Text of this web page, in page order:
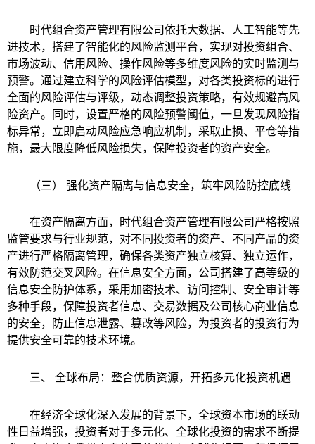
时代组合资产管理有限公司依托大数据、人工智能等先
进技术，搭建了智能化的风险监测平台，实现对投资组合、
市场波动、信用风险、操作风险等多维度风险的实时监测与
预警。通过建立科学的风险评估模型，对各类投资标的进行
全面的风险评估与评级，动态调整投资策略，有效规避高风
险资产。同时，设置严格的风险预警阈值，一旦发现风险指
标异常，立即启动风险应急响应机制，采取止损、平仓等措
施，最大限度降低风险损失，保障投资者的资产安全。
（三） 强化资产隔离与信息安全，筑牢风险防控底线
在资产隔离方面，时代组合资产管理有限公司严格按照
监管要求与行业规范，对不同投资者的资产、不同产品的资
产进行严格隔离管理，确保各类资产独立核算、独立运作，
有效防范交叉风险。在信息安全方面，公司搭建了高等级的
信息安全防护体系，采用加密技术、访问控制、安全审计等
多种手段，保障投资者信息、交易数据及公司核心商业信息
的安全，防止信息泄露、篡改等风险，为投资者的投资行为
提供安全可靠的技术环境。
三、 全球布局：整合优质资源，开拓多元化投资机遇
在经济全球化深入发展的背景下，全球资本市场的联动
性日益增强，投资者对于多元化、全球化投资的需求不断提